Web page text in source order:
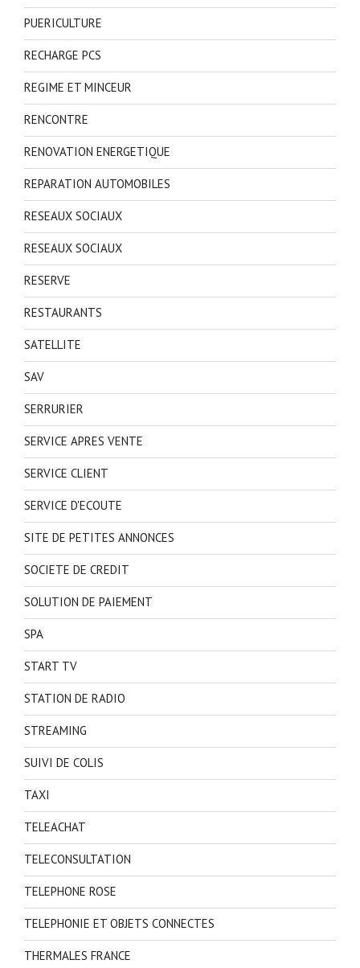
PUERICULTURE
RECHARGE PCS
REGIME ET MINCEUR
RENCONTRE
RENOVATION ENERGETIQUE
REPARATION AUTOMOBILES
RESEAUX SOCIAUX
RESEAUX SOCIAUX
RESERVE
RESTAURANTS
SATELLITE
SAV
SERRURIER
SERVICE APRES VENTE
SERVICE CLIENT
SERVICE D'ECOUTE
SITE DE PETITES ANNONCES
SOCIETE DE CREDIT
SOLUTION DE PAIEMENT
SPA
START TV
STATION DE RADIO
STREAMING
SUIVI DE COLIS
TAXI
TELEACHAT
TELECONSULTATION
TELEPHONE ROSE
TELEPHONIE ET OBJETS CONNECTES
THERMALES FRANCE